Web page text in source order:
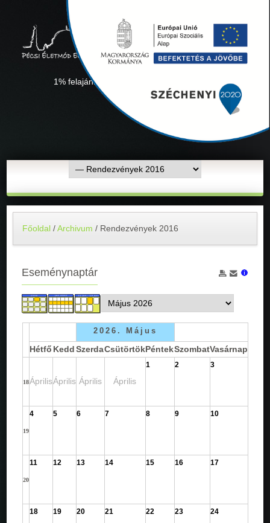
1% felajánlás "Együtt minden sikerül" Adószámunk:
18311927-1-02
Főoldal /Archivum / Rendezvények 2016
Eseménynaptár
2026. Május
Hétfő KeddSzerdaCsütörtökPéntekSzombatVasárnap
18ÁprilisÁprilis Április Április
1 2 3
19
4 5 6 7 8 9 10
20
11 12 13 14 15 16 17
18 19 20 21 22 23 24